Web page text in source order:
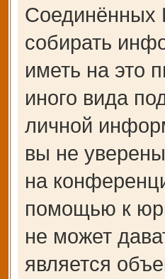
Соединённых
собирать
иметь на это
иного вида
личной
вы не
на
помощью к
не может
является